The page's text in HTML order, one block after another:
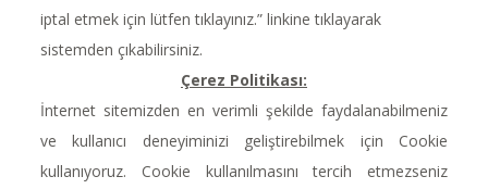
iptal etmek için lütfen tıklayınız.” linkine tıklayarak
sistemden çıkabilirsiniz.
Çerez Politikası:
İnternet sitemizden en verimli şekilde faydalanabilmeniz
ve kullanıcı deneyiminizi geliştirebilmek için Cookie
kullanıyoruz. Cookie kullanılmasını tercih etmezseniz